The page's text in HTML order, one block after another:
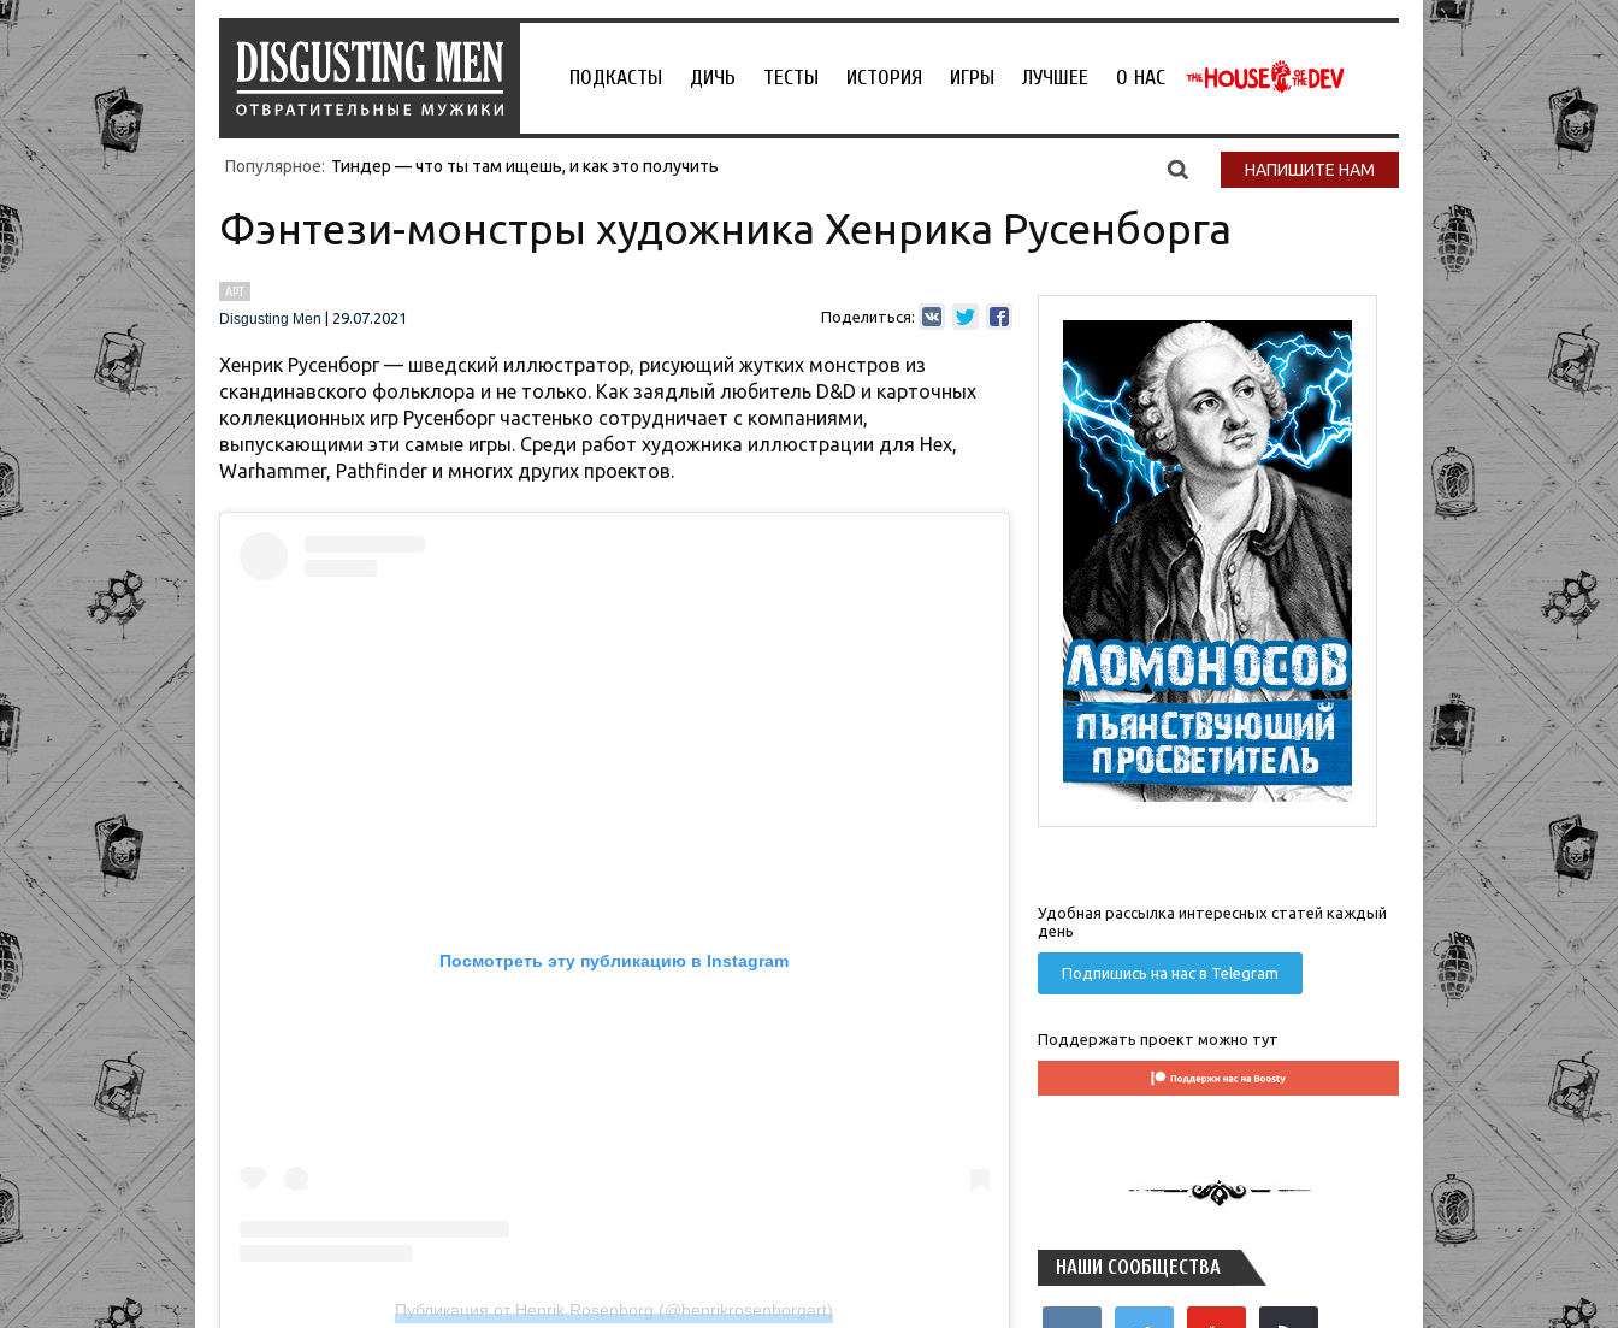
ПОДКАСТЫ ДИЧЬ ТЕСТЫ ИСТОРИЯ ИГРЫ ЛУЧШЕЕ О НАС
Популярное: Тиндер — что ты там ищешь, и как это получить НАПИШИТЕ НАМ
Фэнтези-монстры художника Хенрика Русенборга
АРТ
Disgusting Men
29.07.2021 Поделиться:
Хенрик Русенборг — шведский иллюстратор, риcующий жутких монстров из
скандинавского фольклора и не только. Как заядлый любитель D&D и карточных
коллекционных игр Русенборг частенько сотрудничает с компаниями,
выпускающими эти самые игры. Среди работ художника иллюстрации для Hex,
Warhammer, Pathfinder и многих других проектов.
Посмотреть эту публикацию в Instagram
Публикация от Henrik Rosenborg (@henrikrosenborgart)
Удобная рассылка интересных статей каждый
день
Подпишись на нас в Telegram
Поддержать проект можно тут
НАШИ СООБЩЕСТВА